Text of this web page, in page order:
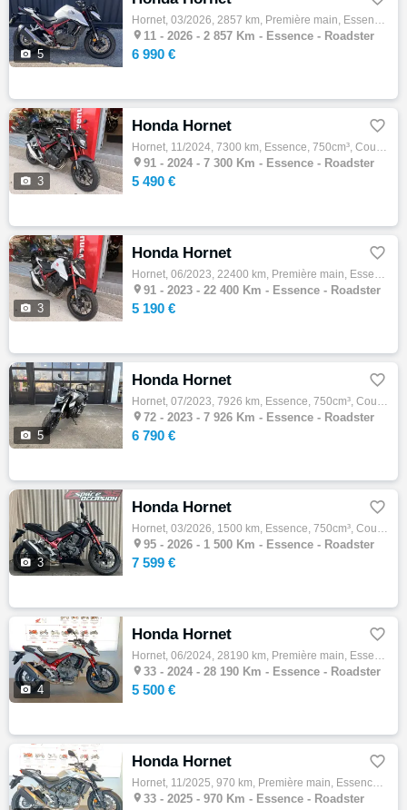
 5
Hornet, 03/2026, 2857 km, Première main, Essence, 750cm³, 6990 € Equipements : HONDA CB 750 HORNET avec aucun frais à prévoir. Eligible au …
 11 - 2026 - 2 857 Km - Essence - Roadster
6 990 €
 3
Honda Hornet 
Hornet, 11/2024, 7300 km, Essence, 750cm³, Couleur noir, 5490 € Equipements : ABS,Anti-démarrage,Financement & Assurance possibles ,Gravage…
 91 - 2024 - 7 300 Km - Essence - Roadster
5 490 €
 3
Honda Hornet 
Hornet, 06/2023, 22400 km, Première main, Essence, 750cm³, Couleur blanc, 5190 € Equipements : ABS,Anti-patinage,Financement & Assurance po…
 91 - 2023 - 22 400 Km - Essence - Roadster
5 190 €
 5
Honda Hornet 
Hornet, 07/2023, 7926 km, Essence, 750cm³, Couleur gris, 6790 € Equipements : ?? Honda CB750 Hornet ? Mise en circulation : 18/07/2023 ? Ki…
 72 - 2023 - 7 926 Km - Essence - Roadster
6 790 €
 3
Honda Hornet 
Hornet, 03/2026, 1500 km, Essence, 750cm³, Couleur noir, 7599 € Equipements : Honda Hornet 750, 03/2026, 1500kms, noire. Véhicule de démons…
 95 - 2026 - 1 500 Km - Essence - Roadster
7 599 €
 4
Honda Hornet 
Hornet, 06/2024, 28190 km, Première main, Essence, 750cm³, Couleur blanc, 5500 € Equipements : Votre concessionnaire Honda New Bike à Mérig…
 33 - 2024 - 28 190 Km - Essence - Roadster
5 500 €
Honda Hornet 
Hornet, 11/2025, 970 km, Première main, Essence, 750cm³, Couleur gris, 7000 € Equipements : Votre concessionnaire Honda New Bike à Mérignac…
 33 - 2025 - 970 Km - Essence - Roadster